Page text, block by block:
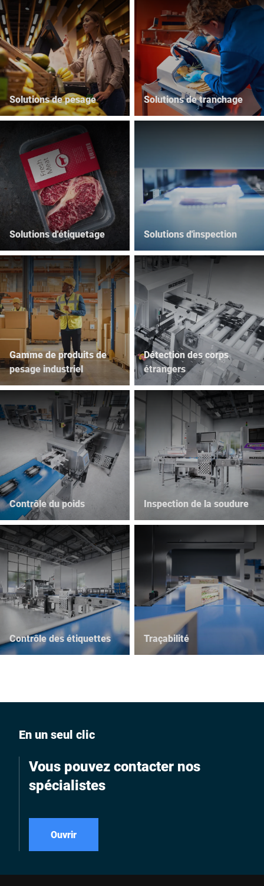
Site Web mondial
Solutions de pesage Solutions de tranchage
Solutions d'étiquetage Solutions d'inspection
Gamme de produits de
pesage industriel
Détection des corps
étrangers
Contrôle du poids Inspection de la soudure
Contrôle des étiquettes Traçabilité
En un seul clic
Vous pouvez contacter nos
spécialistes
Ouvrir